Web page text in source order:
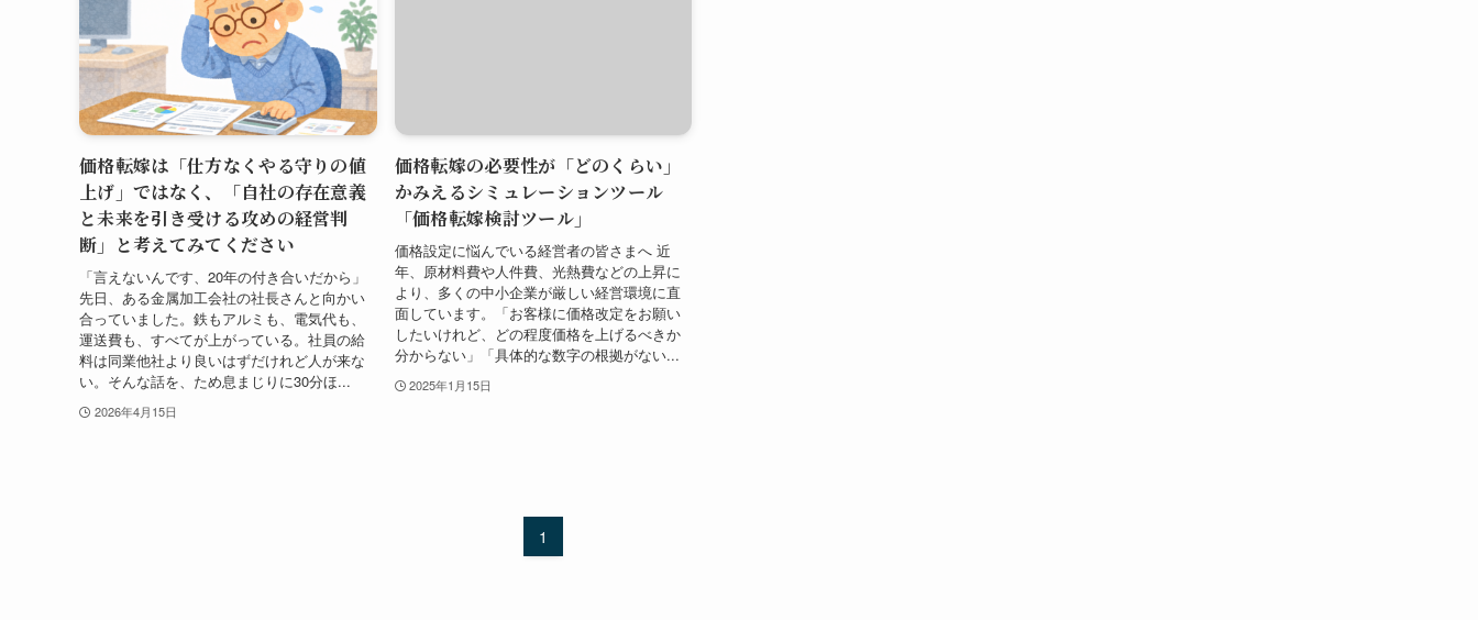
価格転嫁は「仕方なくやる守りの値
上げ」ではなく、「自社の存在意義
と未来を引き受ける攻めの経営判
断」と考えてみてください
「言えないんです、20年の付き合いだから」
先日、ある金属加工会社の社長さんと向かい
合っていました。鉄もアルミも、電気代も、
運送費も、すべてが上がっている。社員の給
料は同業他社より良いはずだけれど人が来な
い。そんな話を、ため息まじりに30分ほ...
2026年4月15日
価格転嫁の必要性が「どのくらい」
かみえるシミュレーションツール
「価格転嫁検討ツール」
価格設定に悩んでいる経営者の皆さまへ 近
年、原材料費や人件費、光熱費などの上昇に
より、多くの中小企業が厳しい経営環境に直
面しています。「お客様に価格改定をお願い
したいけれど、どの程度価格を上げるべきか
分からない」「具体的な数字の根拠がない...
2025年1月15日
1